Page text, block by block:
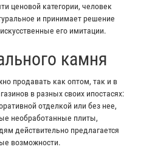
ценовой категории, человек
и принимает решение
его имитации.
камня
продавать как оптом, так и в
в разных своих ипостасях:
отделкой или без нее,
необработанные плиты,
действительно предлагается
возможности.